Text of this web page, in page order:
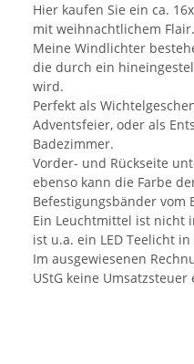
Hier kaufen Sie ein ca.
mit weihnachtlichem Flair.
Meine Windlichter
die durch ein
wird.
Perfekt als
Adventsfeier, oder als
Badezimmer.
Vorder- und Rückseite
ebenso kann die Farbe
Befestigungsbänder vom
Ein Leuchtmittel ist nicht
ist u.a. ein LED Teelicht
Im ausgewiesenen
UStG keine